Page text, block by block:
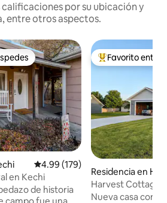
por su ubicación y
entre otros aspectos.
entre huéspedes
Calificación promedio: 4.99 de
4.99 (179)
en Kechi
de historia
De los mejores
Favorito entre
Residencia en
Harvest Cottage
Nueva casa